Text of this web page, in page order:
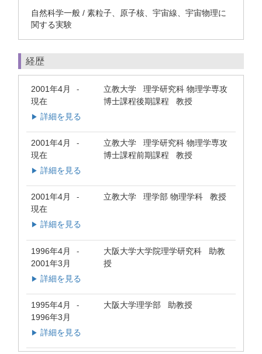
自然科学一般 / 素粒子、原子核、宇宙線、宇宙物理に
関する実験
経歴
2001年4月 -
現在
立教大学 理学研究科 物理学専攻
博士課程後期課程 教授
▶ 詳細を見る
2001年4月 -
現在
立教大学 理学研究科 物理学専攻
博士課程前期課程 教授
▶ 詳細を見る
2001年4月 -
現在
立教大学 理学部 物理学科 教授
▶ 詳細を見る
1996年4月 -
2001年3月
大阪大学大学院理学研究科 助教
授
▶ 詳細を見る
1995年4月 -
1996年3月
大阪大学理学部 助教授
▶ 詳細を見る